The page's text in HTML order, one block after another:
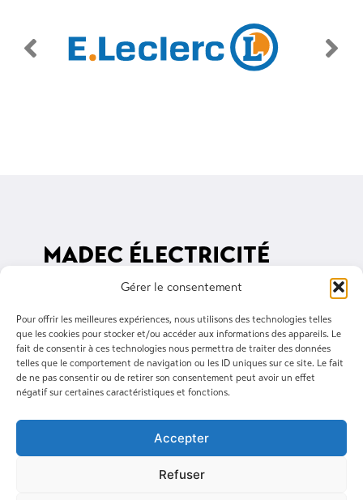
Gérer le consentement
Pour offrir les meilleures expériences, nous utilisons des technologies telles
que les cookies pour stocker et/ou accéder aux informations des appareils. Le
fait de consentir à ces technologies nous permettra de traiter des données
telles que le comportement de navigation ou les ID uniques sur ce site. Le fait
de ne pas consentir ou de retirer son consentement peut avoir un effet
négatif sur certaines caractéristiques et fonctions.
Accepter
Refuser
MADEC ÉLECTRICITÉ
3 rue du Ponant, 29400 Landivisiau
02 98 68 03 34
madec@madec-elec.com
Suivez-nous sur Linkedin